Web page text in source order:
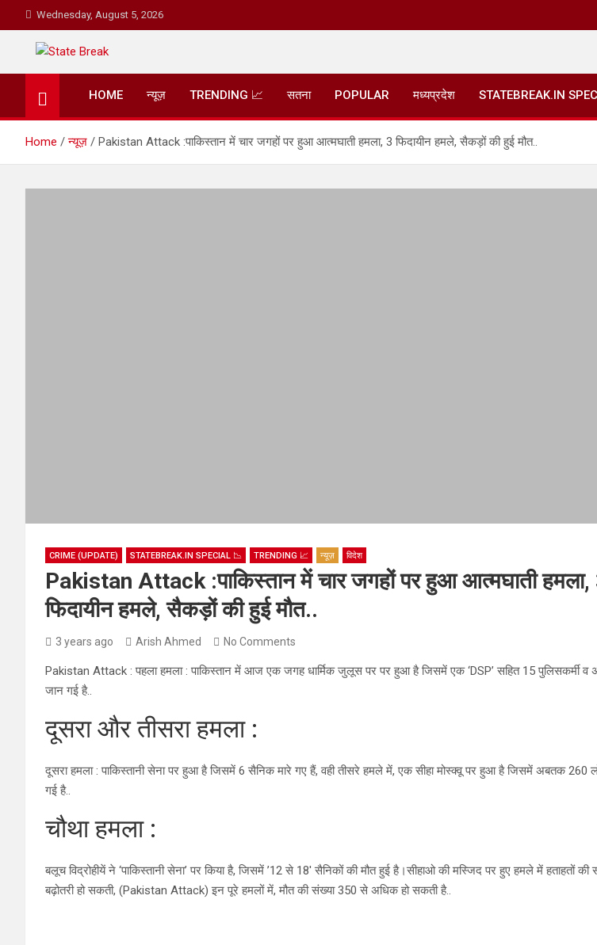
to
content
Wednesday, August 5, 2026
State Break
HOME न्यूज़ TRENDING 📈 सतना POPULAR मध्यप्रदेश STATEBREAK.IN
Home न्यूज़ Pakistan Attack :पाकिस्तान में चार जगहों पर हुआ आत्मघाती हमला, 3 फिदायीन हमले, सैकड़ों की हुई मौत..
CRIME (UPDATE) STATEBREAK.IN SPECIAL 📉 TRENDING 📈 न्यूज़ विदेश
Pakistan Attack :पाकिस्तान में चार जगहों पर हुआ आत्मघाती हमला,
फिदायीन हमले, सैकड़ों की हुई मौत..
3 years ago Arish Ahmed No Comments
Pakistan Attack : पहला हमला : पाकिस्तान में आज एक जगह धार्मिक जुलूस पर पर हुआ है जिसमें एक ‘DSP’ सहित 15 पुलिसकर्मी व
जान गई है..
दूसरा और तीसरा हमला :
दूसरा हमला : पाकिस्तानी सेना पर हुआ है जिसमें 6 सैनिक मारे गए हैं, वही तीसरे हमले में, एक सीहा मोस्क्वू पर हुआ है जिसमें अबतक 260
गई है..
चौथा हमला :
बलूच विद्रोहीयें ने ‘पाकिस्तानी सेना’ पर किया है, जिसमें ’12 से 18′ सैनिकों की मौत हुई है।सीहाओ की मस्जिद पर हुए हमले में हताहतों
बढ़ोतरी हो सकती, (Pakistan Attack) इन पूरे हमलों में, मौत की संख्या 350 से अधिक हो सकती है..